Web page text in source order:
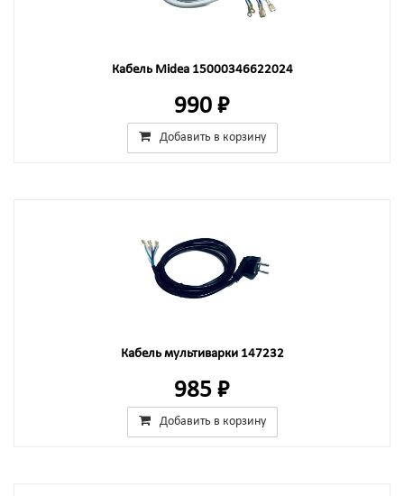
Кабель Midea 15000346622024
990 ₽
Добавить в корзину
Кабель мультиварки 147232
985 ₽
Добавить в корзину